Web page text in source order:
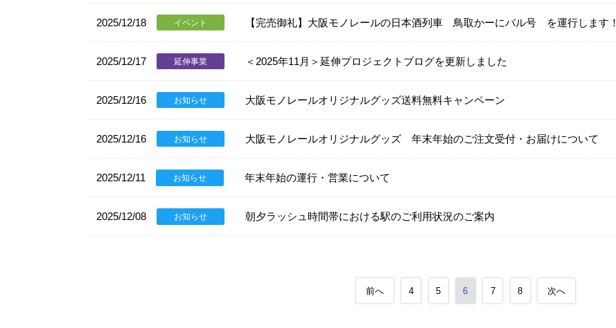
2025/12/18 イベント 【完売御礼】大阪モノレールの日本酒列車 鳥取かーにバル号 を運行します！
2025/12/17 延伸事業 ＜2025年11月＞延伸プロジェクトブログを更新しました
2025/12/16 お知らせ 大阪モノレールオリジナルグッズ送料無料キャンペーン
2025/12/16 お知らせ 大阪モノレールオリジナルグッズ 年末年始のご注文受付・お届けについて
2025/12/11 お知らせ 年末年始の運行・営業について
2025/12/08 お知らせ 朝夕ラッシュ時間帯における駅のご利用状況のご案内
前へ 4 5 6 7 8 次へ